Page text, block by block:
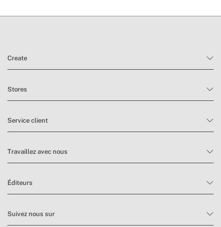
Create
Stores
Service client
Travaillez avec nous
Éditeurs
Suivez nous sur